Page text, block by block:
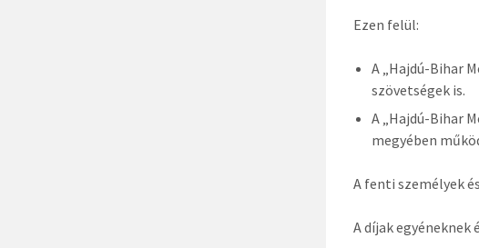
Ezen felül:
A „Hajdú-Bihar
szövetségek is.
A „Hajdú-Bihar
megyében
A fenti személyek
A díjak